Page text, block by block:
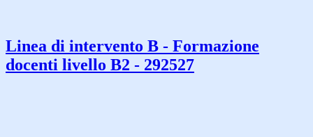
Linea di intervento B - Formazione
docenti livello B2 - 292527